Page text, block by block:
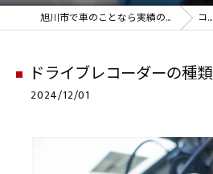
旭川市で車のことなら実績のYmotors コラム
ドライブレコーダーの種類
2024/12/01